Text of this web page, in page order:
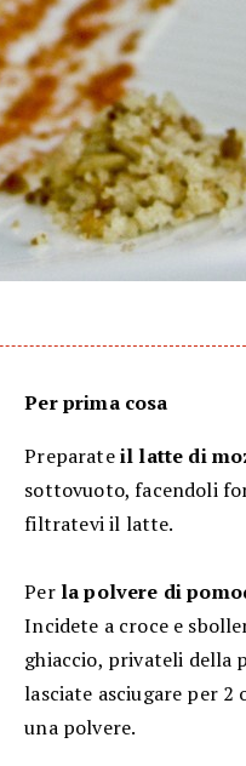
Per prima cosa
Preparateil latte di
sottovuoto, facendoli
filtratevi il latte.
Per la polvere di
Incidete a croce e
ghiaccio, privateli della
lasciate asciugare per 2
una polvere.